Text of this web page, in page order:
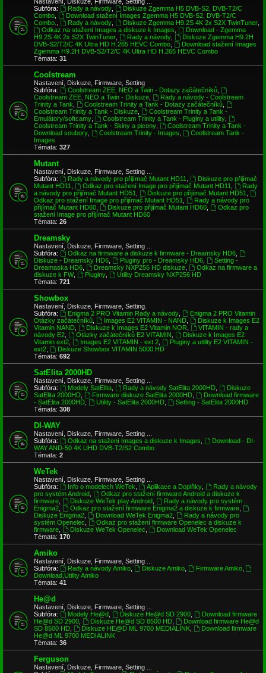
Subfóra:
Rady a návody,
Diskuze Zgemma H5 DVB-S2, DVB-T2/C
Combo
Download stažení Images Zgemma H5 DVB-S2, DVB-T2/C
Combo.
Rady a návody, Diskuze Zgemma H9.2S 4K 2x S2X TwinTuner,
Odkaz na stažení Images a diskuze k Images
Download - Zgemma
H9.2S 4K 2x S2X TwinTuner
Rady a návody,
Diskuze Zgemma H9.2H
DVB-S2/T2/C 4K Ultra HD H.265 HEVC Combo
Download stažení Images
Zgemma H9.2H DVB-S2/T2/C 4K Ultra HD H.265 HEVC Combo
Témata: 31
Coolstream
Nastavení, Diskuze, Firmware, Setting
Subfóra:
Coolstream ZEE, NEO a Twin - Dotazy začátečníků,
Coolstream ZEE, NEO a Twin - Diskuze
Rady a návody - Coolstream
Trinity a Tank
Coolstream Trinity a Tank - Dotazy začátečníků,
Coolstream Trinity a Tank - Diskuze
Coolstream Trinity a Tank -
Emulátory/softcamy
Coolstream Trinity a Tank - Pluginy a utility,
Coolstream Trinity a Tank - Skiny a picony
Coolstream Trinity a Tank -
Download soubory
Coolstream Trinity - Images
Coolstream Tank -
Images
Témata: 327
Mutant
Nastavení, Diskuze, Firmware, Setting ...
Subfóra:
Rady a návody pro přijímač Mutant HD11
Diskuze pro přijímač
Mutant HD11
Odkaz pro stažení Image pro přijímač Mutant HD11
Rady
a návody pro přijímač Mutant HD51
Diskuze pro přijímač Mutant HD51
Odkaz pro stažení Image pro přijímač Mutant HD51
Rady a návody pro
přijímač Mutant HD60
Diskuze pro přijímač Mutant HD60,
Odkaz pro
stažení Image pro přijímač Mutant HD60
Témata: 26
Dreamsky
Nastavení, Diskuze, Firmware, Setting ...
Subfóra:
Odkaz na firmware a diskuze k firmware - Dreamsky HD6,
Diskuze - Dreamsky HD6
Pluginy pro - Dreamsky HD6,
Setting -
Dreamaska HD6
Dreamsky NXP256 HD diskuze,
Odkaz na firmware a
diskuze k FW, Pluginy,
Utility Dreamsky NXP256 HD
Témata: 721
Showbox
Nastavení, Diskuze, Firmware, Setting.
Subfóra:
Enigma 2 PRO Vitamin Rady a návody,
Enigma 2 PRO Vitamin
Otázky začátečníků
Images E2 VITAMIN - NAND,
Diskuze k Images E2
Vitamin NAND
Diskuze k Images E2 Vitamin NOR
VITAMIN - rady a
návody E2
Otázky začátečníků E2 VITAMIN
Diskuze k Images E2
Vitamin ext2
Images E2 VITAMIN - ext 2,
Pluginy a utility E2 VITAMIN -
ext2
Diskuze Showbox VITAMIN 5000 HD
Témata: 692
SatElita 2000HD
Nastavení, Diskuze, Firmware, Setting ...
Subfóra:
Modely SatElita, Rady a návody SatElita 2000HD,
Diskuze
SatElita 2000HD
Firmware diskuze SatElita 2000HD,
Download firmware
- SatElita 2000HD
Utility - SatElita 2000HD,
Setting - SatElita 2000HD
Témata: 308
DI-WAY
Nastavení, Diskuze, Firmware, Setting ...
Subfóra:
Odkaz na stažení Images a diskuze k Images
Download - DI-
WAY AND-50 4K UHD DVB-T2/S2 Combo
Témata: 2
WeTek
Nastavení, Diskuze, Firmware, Setting ...
Subfóra:
Info o modelech WeTek Aplikace a Doplňky,
Rady a návody
pro systém Android
Odkaz pro stažení firmware Android a diskuze k
firmware
Diskuze WeTek play Android,
Rady a návody pro systém
Enigma2
Odkaz pro stažení firmware Enigma2 a diskuze k firmware,
Diskuze Enigma2
Download WeTek Enigma2,
Rady a návody pro
systém Openelec
Odkaz pro stažení firmware Openelec a diskuze k
firmware
Diskuze WeTek Openelec
Download WeTek Openelec
Témata: 170
Amiko
Nastavení, Diskuze, Firmware, Setting ...
Subfóra:
Rady a návody Amiko, Diskuze Amiko, Firmware Amiko,
Download,Utility Amiko
Témata: 41
He@d
Nastavení, Diskuze, Firmware, Setting ...
Subfóra:
Modely He@d, Diskuze He@d SD 2900,
Download firmware
He@d SD 2900
Diskuze He@d SD 8500 HD,
Download firmware He@d
SD 8500 HD
Diskuze HE@D ML 9700 MEDIALINK,
Download firmware
He@d ML 9700 MEDIALINK
Témata: 36
Ferguson
Nastavení, Diskuze, Firmware, Setting ...